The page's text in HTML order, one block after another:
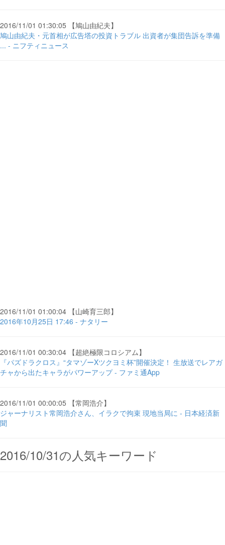
2016/11/01 01:30:05 【鳩山由紀夫】
鳩山由紀夫・元首相が広告塔の投資トラブル 出資者が集団告訴を準備
... - ニフティニュース
2016/11/01 01:00:04 【山崎育三郎】
2016年10月25日 17:46 - ナタリー
2016/11/01 00:30:04 【超絶極限コロシアム】
『パズドラクロス』“タマゾーXツクヨミ杯”開催決定！ 生放送でレアガ
チャから出たキャラがパワーアップ - ファミ通App
2016/11/01 00:00:05 【常岡浩介】
ジャーナリスト常岡浩介さん、イラクで拘束 現地当局に - 日本経済新
聞
2016/10/31の人気キーワード